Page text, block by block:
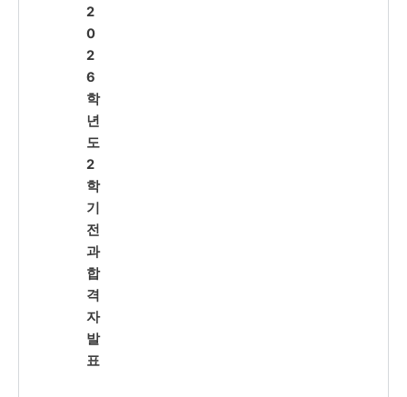
2
0
2
6
학
년
도
2
학
기
전
과
합
격
자
발
표